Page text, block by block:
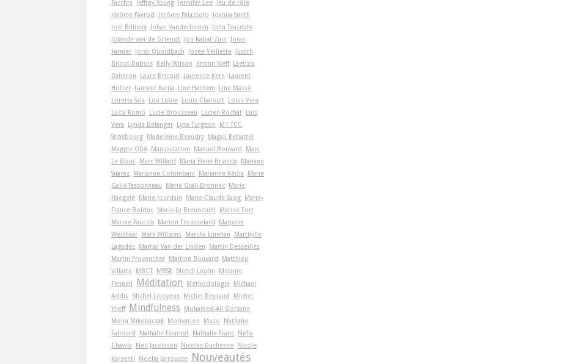
Facchin
Jeffrey Young Jennifer Lee Jeu de rôle
Jérôme Favrod
Jérôme Palazzolo
Joanna Smith
Joël Billieux Johan Vanderlinden
John Teasdale
Jolande van de Griendt Jon Kabat-Zinn
Joran
Farnier Jordi Quoidbach Josée Veillette Judith
Brisot-Dubois Kelly Wilson Kristin Neff Laetizia
Dahéron
Laure Bricout Laurence Kern
Laurent
Holzer Laurent Karila Line Hachem
Line Massé
Loretta Sala
Lou Lubie Louis Chaloult Louis Vera
Lucia Romo
Lucie Brousseau Lucien Rochat Luis
Vera
Lynda Bélanger Lyse Turgeon
M1 TCC
Strasbourg Madeleine Beaudry Magali Rebattel
Maggie ODA Manipulation Manuel Bouvard
Marc
Le Blanc Marc Willard Maria Elena Brianda
Mariann
Suarez Marianne Colombani Marianne Kédia
Marie
Gallé-Tessonneau
Marie Grall-Bronnec Marie
Haegelé Marie Jourdain Marie-Claude Saiag Marie-
France Bolduc Marie-Jo Brennstuhl
Marine Fort
Marine Paucsik Marion Trousselard
Marjorie
Weishaar Mark Williams Marsha Linehan
Marthylle
Lagadec Martial Van der Linden
Martin Desseilles
Martin Provencher Martine Bouvard
Matthieu
Villatte MBCT MBSR Mehdi Liratni
Melanie
Fennell
Méditation Méthodologie Michael
Addis Michel Lejoyeux Michel Reynaud
Michel
Ylieff
Mindfulness
Mohamed-Ali Gorsane
Moïra Mikolajczak Motivation Muzo
Nathalie
Fallourd
Nathalie Fournet Nathalie Franc Neha
Chawla
Neil Jacobson Nicolas Duchesne Nicole
Karsenti
Noëlla Jarrousse Nouveautés